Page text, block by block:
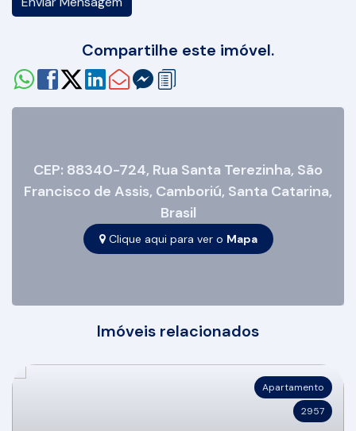
Compartilhe este imóvel.
CEP: 88340-724, Rua Santa Terezinha, São
Francisco de Assis, Camboriú, Santa Catarina,
Brasil
Clique aqui para ver o Mapa
Imóveis relacionados
Apartamento
2957